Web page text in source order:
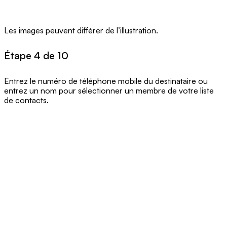
Les images peuvent différer de l’illustration.
Étape 4 de 10
Entrez le numéro de téléphone mobile du destinataire ou
entrez un nom pour sélectionner un membre de votre liste
de contacts.